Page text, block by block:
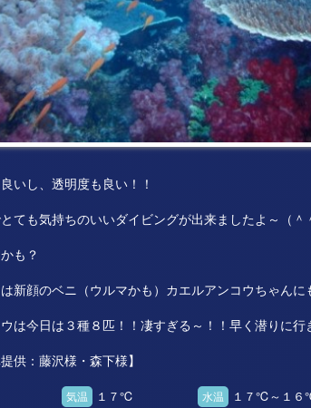
いし、透明度も良い！！
ても気持ちのいいダイビングが出来ましたよ～（＾
も？
新顔のベニ（ウルマかも）カエルアンコウちゃんに
は今日は３種８匹！！凄すぎる～！！早く潜りに行
供：藤沢様・森下様】
気温 １７℃ 水温 １７℃～１